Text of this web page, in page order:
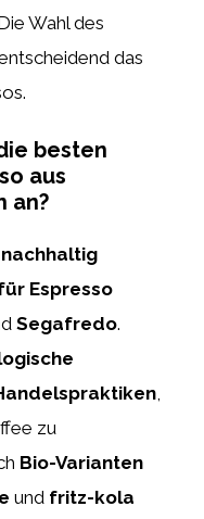
Wahl des
das
besten
aus
an?
nachhaltig
Espresso
Segafredo.
,
zu
Bio-Varianten
und fritz-kola